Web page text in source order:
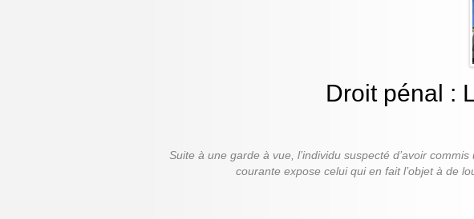
Droit pénal :
Suite à une garde à vue, l’individu suspecté d’avoir
courante expose celui qui en fait l’objet à de